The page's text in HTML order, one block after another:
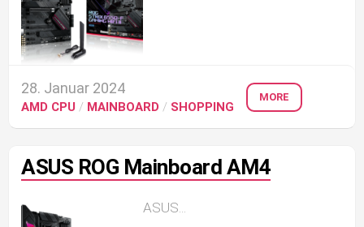
28. Januar 2024
AMD CPU / MAINBOARD / SHOPPING
MORE
ASUS ROG Mainboard AM4
ASUS...